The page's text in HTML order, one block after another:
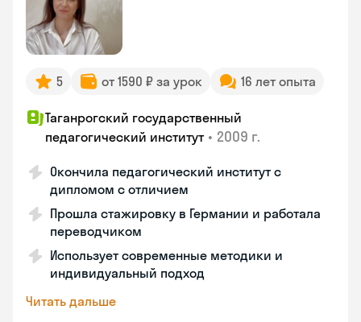
5 от 1590 ₽ за урок 16 лет опыта
Таганрогский государственный
педагогический институт • 2009 г.
Окончила педагогический институт с
дипломом с отличием
Прошла стажировку в Германии и работала
переводчиком
Использует современные методики и
индивидуальный подход
Читать дальше